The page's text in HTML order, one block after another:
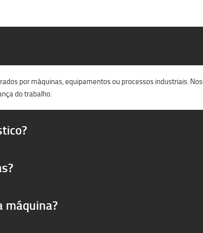
por máquinas, equipamentos ou processos industriais.
do trabalho.
máquina?